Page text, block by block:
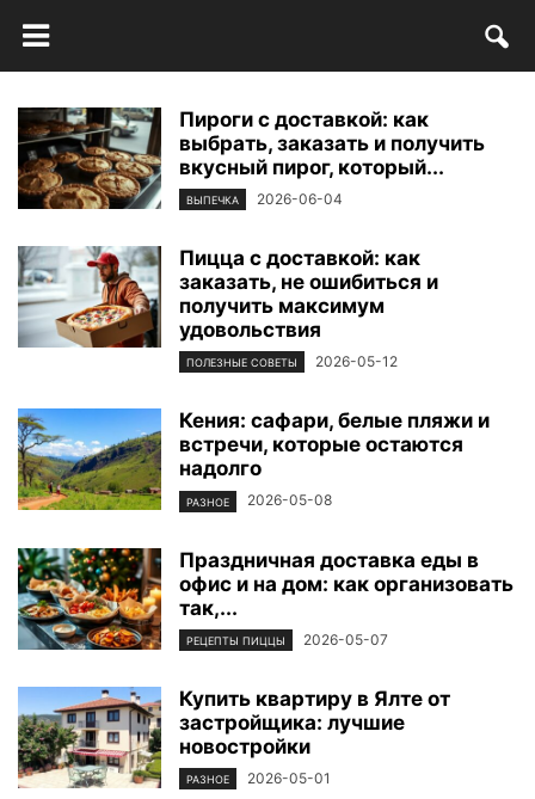
Пироги с доставкой: как
выбрать, заказать и получить
вкусный пирог, который...
ВЫПЕЧКА 2026-06-04
Пицца с доставкой: как
заказать, не ошибиться и
получить максимум
удовольствия
ПОЛЕЗНЫЕ СОВЕТЫ 2026-05-12
Кения: сафари, белые пляжи и
встречи, которые остаются
надолго
РАЗНОЕ 2026-05-08
Праздничная доставка еды в
офис и на дом: как организовать
так,...
РЕЦЕПТЫ ПИЦЦЫ 2026-05-07
Купить квартиру в Ялте от
застройщика: лучшие
новостройки
РАЗНОЕ 2026-05-01